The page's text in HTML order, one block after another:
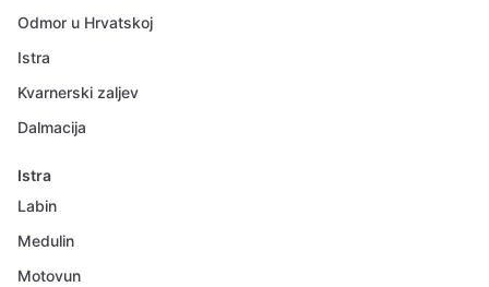
Odmor u Hrvatskoj
Istra
Kvarnerski zaljev
Dalmacija
Istra
Labin
Medulin
Motovun